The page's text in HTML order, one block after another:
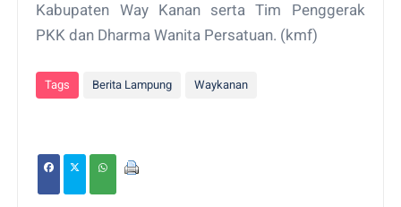
Kabupaten Way Kanan serta Tim Penggerak
PKK dan Dharma Wanita Persatuan. (kmf)
Tags Berita Lampung Waykanan